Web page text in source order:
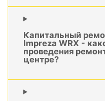
Капитальный
Impreza WRX -
проведения
центре?